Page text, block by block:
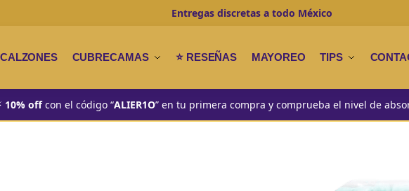
Entregas discretas a todo México
CALZONES CUBRECAMAS ⭐ RESEÑAS MAYOREO TIPS
10% offcon el código “ALIER1O” en tu primera compra y comprueba el nivel de